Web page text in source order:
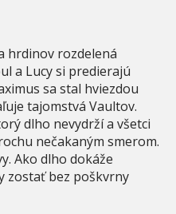
hrdinov rozdelená
a Lucy si predierajú
sa stal hviezdou
tajomstvá Vaultov.
dlho nevydrží a všetci
nečakaným smerom.
Ako dlho dokáže
zostať bez poškvrny